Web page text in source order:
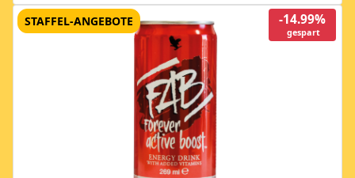
-14.99%
gespart
STAFFEL-ANGEBOTE